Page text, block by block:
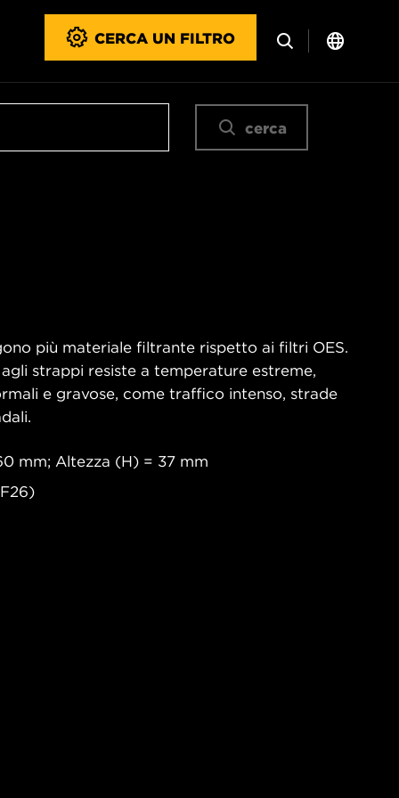
CERCA UN FILTRO
cerca
più materiale filtrante rispetto ai filtri OES.
strappi resiste a temperature estreme,
e gravose, come traffico intenso, strade
mm; Altezza (H) = 37 mm